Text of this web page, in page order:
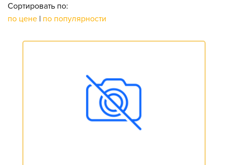
Сортировать по:
по цене | по популярности